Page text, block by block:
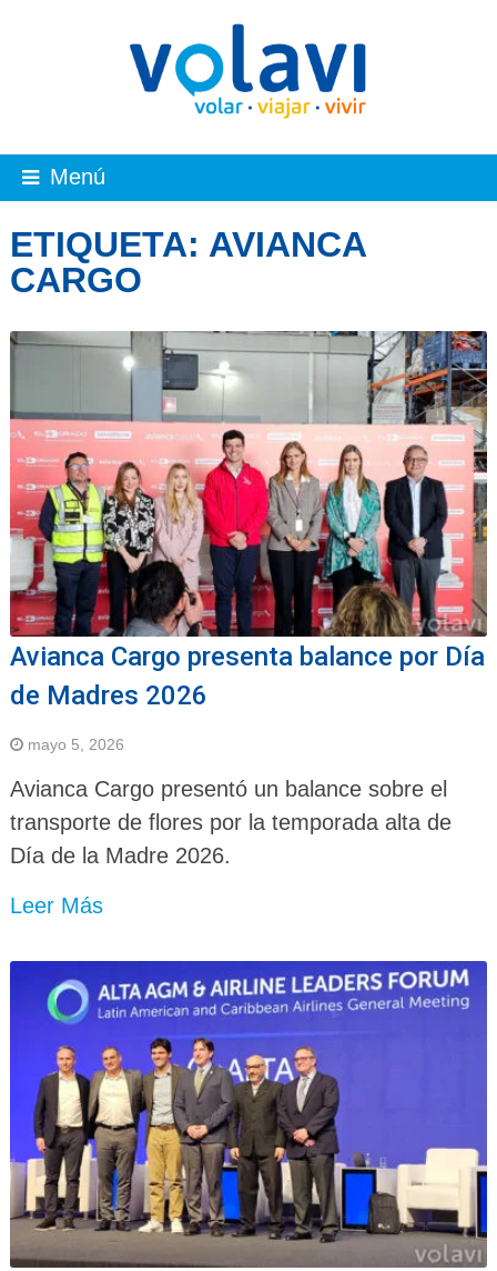
Menú
ETIQUETA: AVIANCA
CARGO
Avianca Cargo presenta balance por Día
de Madres 2026
mayo 5, 2026
Avianca Cargo presentó un balance sobre el
transporte de flores por la temporada alta de
Día de la Madre 2026.
Leer Más